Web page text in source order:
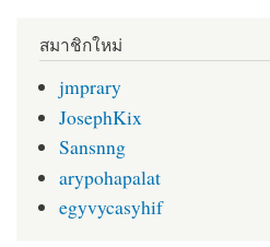
สมาชิกใหม่
jmprary
JosephKix
Sansnng
arypohapalat
egyvycasyhif